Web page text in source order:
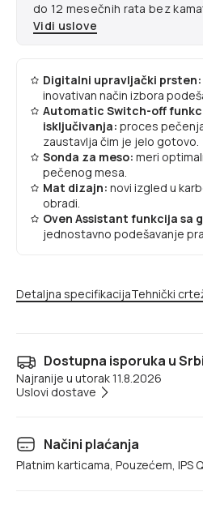
do 12 mesečnih rata bez
Vidi uslove
Digitalni upravljački prsten:
inovativan način izbora
Automatic Switch-off
isključivanja: proces
zaustavlja čim je jelo gotovo.
Sonda za meso: meri
pečenog mesa.
Mat dizajn: novi izgled u
obradi.
Oven Assistant funkcija sa
jednostavno podešavanje
Detaljna specifikacijaTehnički
Dostupna isporuka u
Najranije u utorak 11.8.2026
Uslovi dostave
Načini plaćanja
Platnim karticama, Pouzećem, IPS